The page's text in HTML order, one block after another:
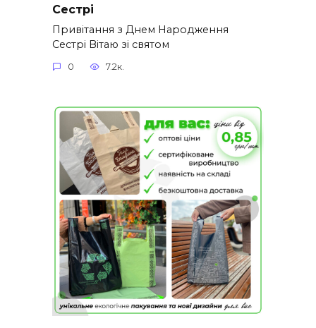
Сестрі
Привітання з Днем Народження
Сестрі Вітаю зі святом
0 7.2к.